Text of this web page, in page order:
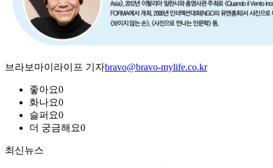
브라보마이라이프 기자bravo@bravo-mylife.co.kr
좋아요0
화나요0
슬퍼요0
더 궁금해요0
최신뉴스